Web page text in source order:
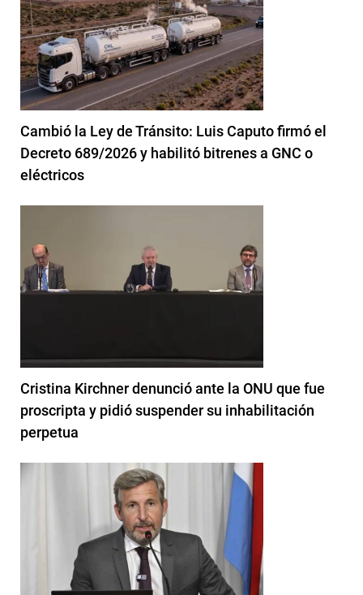
Cambió la Ley de Tránsito: Luis Caputo firmó el
Decreto 689/2026 y habilitó bitrenes a GNC o
eléctricos
Cristina Kirchner denunció ante la ONU que fue
proscripta y pidió suspender su inhabilitación
perpetua